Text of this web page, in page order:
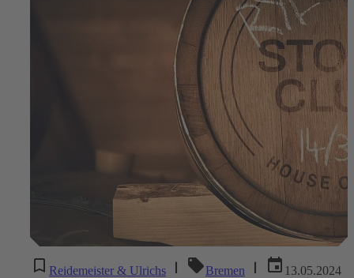
Reidemeister & Ulrichs | Bremen | 13.05.2024